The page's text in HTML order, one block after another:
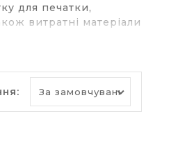
для печатки,
витратні матеріали
рішення
можна самостійно